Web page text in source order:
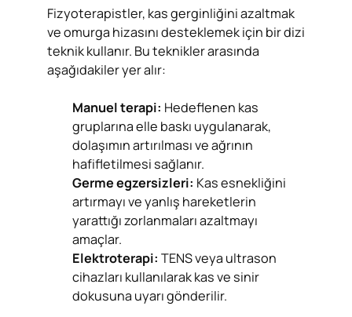
Fizyoterapistler, kas gerginliğini azaltmak
ve omurga hizasını desteklemek için bir dizi
teknik kullanır. Bu teknikler arasında
aşağıdakiler yer alır:
Manuel terapi: Hedeflenen kas
gruplarına elle baskı uygulanarak,
dolaşımın artırılması ve ağrının
hafifletilmesi sağlanır.
Germe egzersizleri: Kas esnekliğini
artırmayı ve yanlış hareketlerin
yarattığı zorlanmaları azaltmayı
amaçlar.
Elektroterapi: TENS veya ultrason
cihazları kullanılarak kas ve sinir
dokusuna uyarı gönderilir.